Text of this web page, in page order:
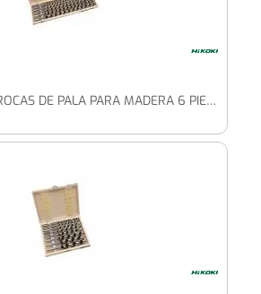
CARTUCHO DE BROCAS DE PALA PARA MADERA 6 PIEZAS (10/12/14/16/18/20 X 460 MM)